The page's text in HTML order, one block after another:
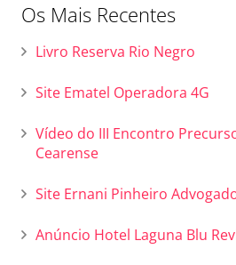
Os Mais Recentes
Livro Reserva Rio Negro
Site Ematel Operadora 4G
Vídeo do III Encontro
Cearense
Site Ernani Pinheiro
Anúncio Hotel Laguna Blu